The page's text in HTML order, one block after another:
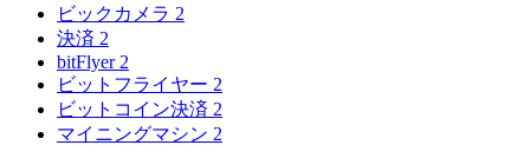
ビックカメラ 2
決済 2
bitFlyer 2
ビットフライヤー 2
ビットコイン決済 2
マイニングマシン 2